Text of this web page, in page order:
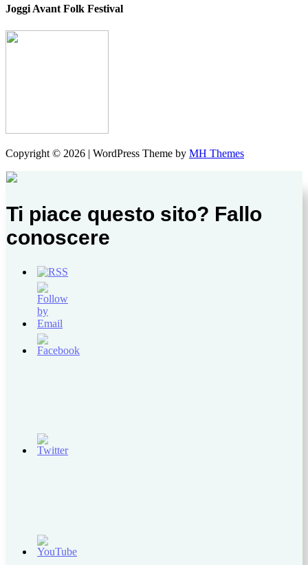
Joggi Avant Folk Festival
Copyright © 2026 | WordPress Theme by MH Themes
Ti piace questo sito? Fallo
conoscere